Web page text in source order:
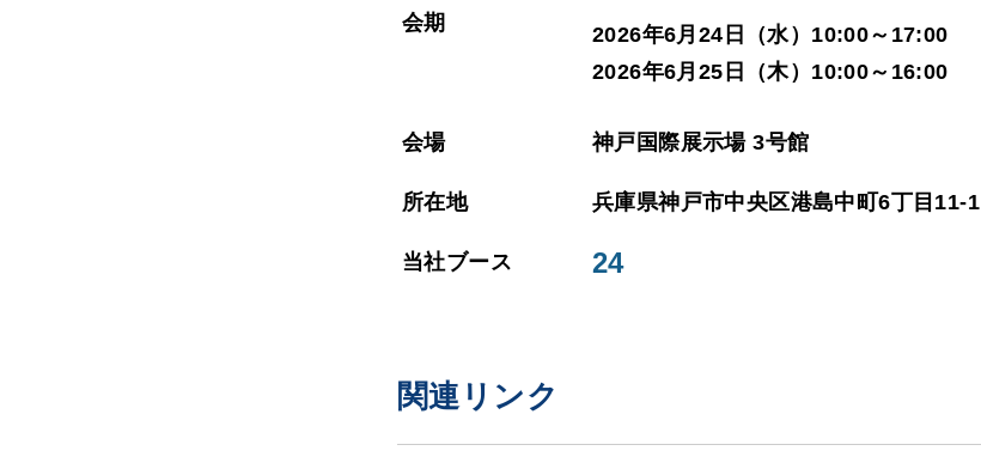
会期
2026年6月24日（水）10:00～17:00
2026年6月25日（木）10:00～16:00
会場 神戸国際展示場 3号館
所在地 兵庫県神戸市中央区港島中町6丁目11-1
当社ブース 24
関連リンク